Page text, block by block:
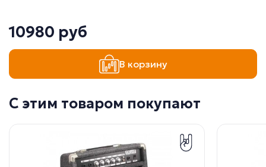
10980 руб
В корзину
С этим товаром покупают